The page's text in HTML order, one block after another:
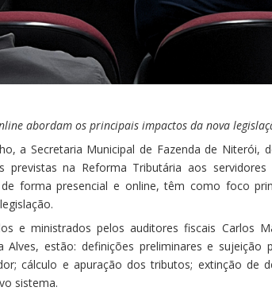
abordam os principais impactos da nova
a Secretaria Municipal de Fazenda de Niterói,
previstas na Reforma Tributária aos
forma presencial e online, têm como foco
e ministrados pelos auditores fiscais Carlos
Alves, estão: definições preliminares e sujeição
cálculo e apuração dos tributos; extinção de
sistema.